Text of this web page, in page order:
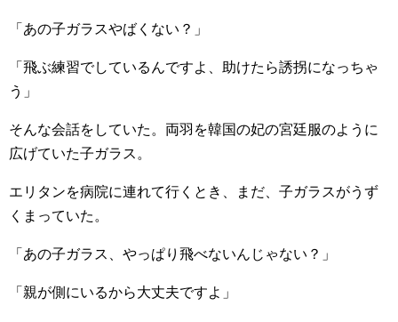
「あの子ガラスやばくない？」
「飛ぶ練習でしているんですよ、助けたら誘拐になっちゃ
う」
そんな会話をしていた。両羽を韓国の妃の宮廷服のように
広げていた子ガラス。
エリタンを病院に連れて行くとき、まだ、子ガラスがうず
くまっていた。
「あの子ガラス、やっぱり飛べないんじゃない？」
「親が側にいるから大丈夫ですよ」